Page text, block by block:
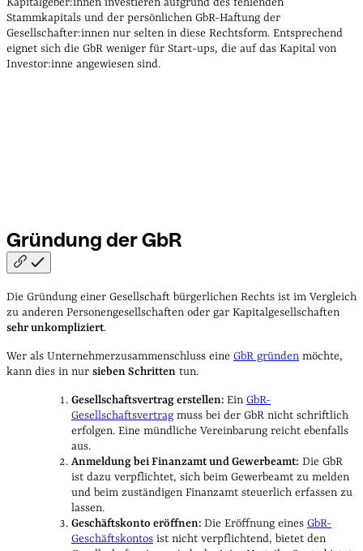
Kapitalgeber:innen investieren aufgrund des fehlenden
Stammkapitals und der persönlichen GbR-Haftung der
Gesellschafter:innen nur selten in diese Rechtsform. Entsprechend
eignet sich die GbR weniger für Start-ups, die auf das Kapital von
Investor:inne angewiesen sind.
Gründung derGbR
Die Gründung einer Gesellschaft bürgerlichen Rechts ist im Vergleich
zu anderen Personengesellschaften oder gar Kapitalgesellschaften
sehr unkompliziert.
Wer als Unternehmerzusammenschluss eine GbR gründen möchte,
kann dies in nur sieben Schritten tun.
Gesellschaftsvertrag erstellen: Ein GbR-
Gesellschaftsvertrag muss bei der GbR nicht schriftlich
erfolgen. Eine mündliche Vereinbarung reicht ebenfalls
aus.
Anmeldung bei Finanzamt und Gewerbeamt: Die GbR
ist dazu verpflichtet, sich beim Gewerbeamt zu melden
und beim zuständigen Finanzamt steuerlich erfassen zu
lassen.
Geschäftskonto eröffnen: Die Eröffnung eines GbR-
Geschäftskontos ist nicht verpflichtend, bietet den